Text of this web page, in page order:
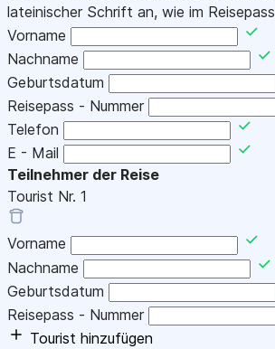
lateinischer Schrift an, wie im Reisepass
Vorname
Nachname
Geburtsdatum
Reisepass - Nummer
Telefon
E - Mail
Teilnehmer der Reise
Tourist Nr. 1
Vorname
Nachname
Geburtsdatum
Reisepass - Nummer
Tourist hinzufügen